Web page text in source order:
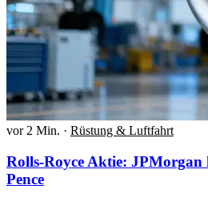
vor 2 Min. · Rüstung & Luftfahrt
Rolls-Royce Aktie: JPMorgan
Pence